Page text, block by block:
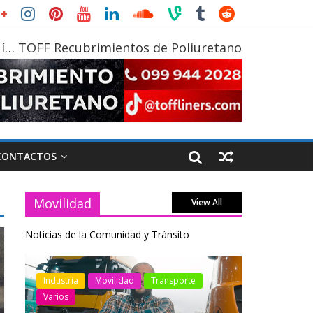
TOFF Recubrimientos de Poliuretano
Movilidad View All
Noticias de la Comunidad y Tránsito
Industria Movilidad
Transporte
Varios